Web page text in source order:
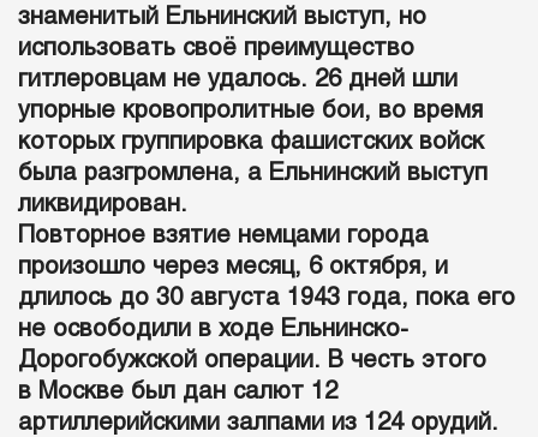
знаменитый Ельнинский выступ, но
использовать своё преимущество
гитлеровцам не удалось. 26 дней шли
упорные кровопролитные бои, во время
которых группировка фашистских войск
была разгромлена, а Ельнинский выступ
ликвидирован.
Повторное взятие немцами города
произошло через месяц, 6 октября, и
длилось до 30 августа 1943 года, пока его
не освободили в ходе Ельнинско-
Дорогобужской операции. В честь этого
в Москве был дан салют 12
артиллерийскими залпами из 124 орудий.